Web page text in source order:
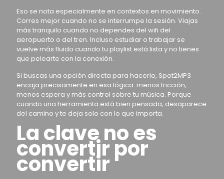
Eso se nota especialmente en contextos en movimiento.
Corres mejor cuando no se interrumpe la sesión. Viajas
más tranquilo cuando no dependes del wifi del
aeropuerto o del tren. Incluso estudiar o trabajar se
vuelve más fluido cuando tu playlist está lista y no tienes
que pelearte con la conexión.
Si buscas una opción directa para hacerlo, Spot2MP3
encaja precisamente en esa lógica: menos fricción,
menos espera y más control sobre tu música. Porque
cuando una herramienta está bien pensada, desaparece
del camino y te deja solo con lo que importa.
La clave no es
convertir por
convertir